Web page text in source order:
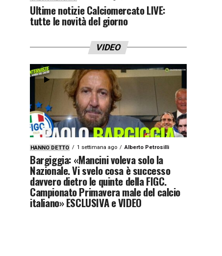
Ultime notizie Calciomercato LIVE:
tutte le novità del giorno
VIDEO
HANNO DETTO 1 settimana ago Alberto Petrosilli
Bargiggia: «Mancini voleva solo la
Nazionale. Vi svelo cosa è successo
davvero dietro le quinte della FIGC.
Campionato Primavera male del calcio
italiano» ESCLUSIVA e VIDEO